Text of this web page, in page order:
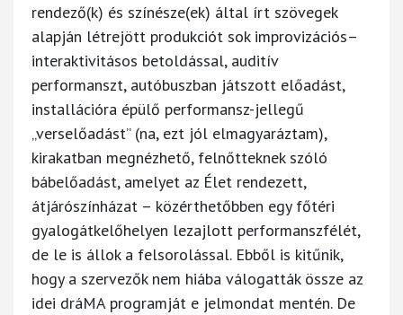
rendező(k) és színésze(ek) által írt szövegek
alapján létrejött produkciót sok improvizációs–
interaktivitásos betoldással, auditív
performanszt, autóbuszban játszott előadást,
installációra épülő performansz-jellegű
„verselőadást” (na, ezt jól elmagyaráztam),
kirakatban megnézhető, felnőtteknek szóló
bábelőadást, amelyet az Élet rendezett,
átjárószínházat – közérthetőbben egy főtéri
gyalogátkelőhelyen lezajlott performanszfélét,
de le is állok a felsorolással. Ebből is kitűnik,
hogy a szervezők nem hiába válogatták össze az
idei dráMA programját e jelmondat mentén. De